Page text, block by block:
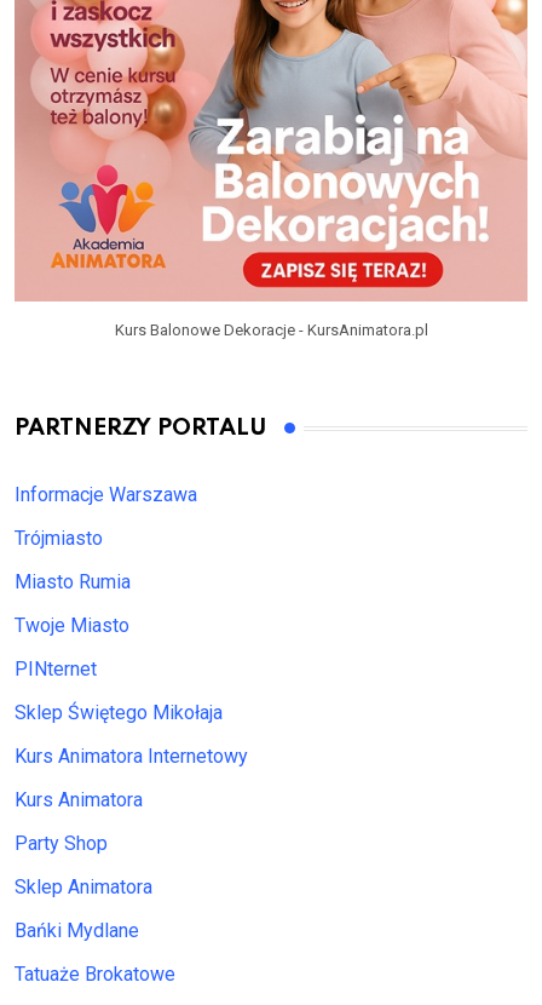
Kurs Balonowe Dekoracje - KursAnimatora.pl
PARTNERZY PORTALU
Informacje Warszawa
Trójmiasto
Miasto Rumia
Twoje Miasto
PINternet
Sklep Świętego Mikołaja
Kurs Animatora Internetowy
Kurs Animatora
Party Shop
Sklep Animatora
Bańki Mydlane
Tatuaże Brokatowe